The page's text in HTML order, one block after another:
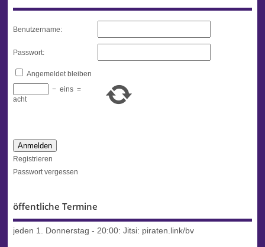
Benutzername:
Passwort:
Angemeldet bleiben
− eins =
acht
Anmelden
Registrieren
Passwort vergessen
öffentliche Termine
jeden 1. Donnerstag - 20:00: Jitsi: piraten.link/bv